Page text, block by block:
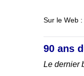
Sur le Web :
90 ans
Le dernier